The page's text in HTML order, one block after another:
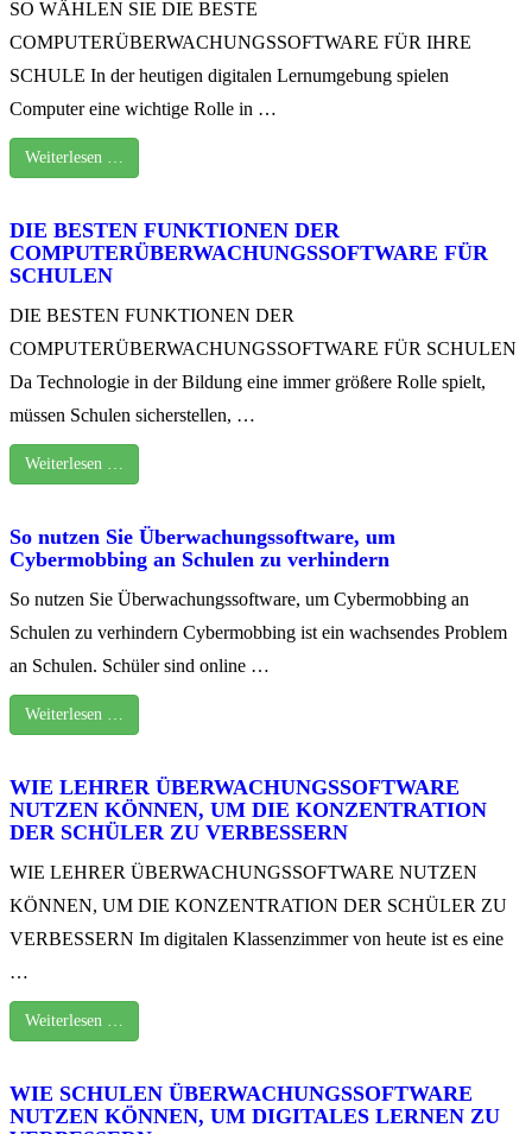
SO WÄHLEN SIE DIE BESTE
COMPUTERÜBERWACHUNGSSOFTWARE FÜR IHRE
SCHULE In der heutigen digitalen Lernumgebung spielen
Computer eine wichtige Rolle in …
Weiterlesen …
DIE BESTEN FUNKTIONEN DER
COMPUTERÜBERWACHUNGSSOFTWARE FÜR
SCHULEN
DIE BESTEN FUNKTIONEN DER
COMPUTERÜBERWACHUNGSSOFTWARE FÜR SCHULEN
Da Technologie in der Bildung eine immer größere Rolle spielt,
müssen Schulen sicherstellen, …
Weiterlesen …
So nutzen Sie Überwachungssoftware, um
Cybermobbing an Schulen zu verhindern
So nutzen Sie Überwachungssoftware, um Cybermobbing an
Schulen zu verhindern Cybermobbing ist ein wachsendes Problem
an Schulen. Schüler sind online …
Weiterlesen …
WIE LEHRER ÜBERWACHUNGSSOFTWARE
NUTZEN KÖNNEN, UM DIE KONZENTRATION
DER SCHÜLER ZU VERBESSERN
WIE LEHRER ÜBERWACHUNGSSOFTWARE NUTZEN
KÖNNEN, UM DIE KONZENTRATION DER SCHÜLER ZU
VERBESSERN Im digitalen Klassenzimmer von heute ist es eine
…
Weiterlesen …
WIE SCHULEN ÜBERWACHUNGSSOFTWARE
NUTZEN KÖNNEN, UM DIGITALES LERNEN ZU